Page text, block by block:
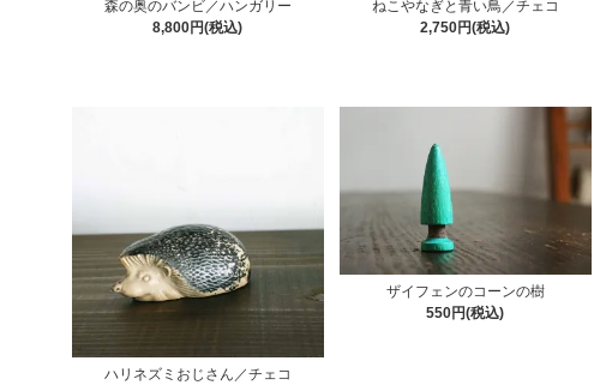
森の奥のバンビ／ハンガリー
8,800円(税込)
ねこやなぎと青い鳥／チェコ
2,750円(税込)
ハリネズミおじさん／チェコ
ザイフェンのコーンの樹
550円(税込)